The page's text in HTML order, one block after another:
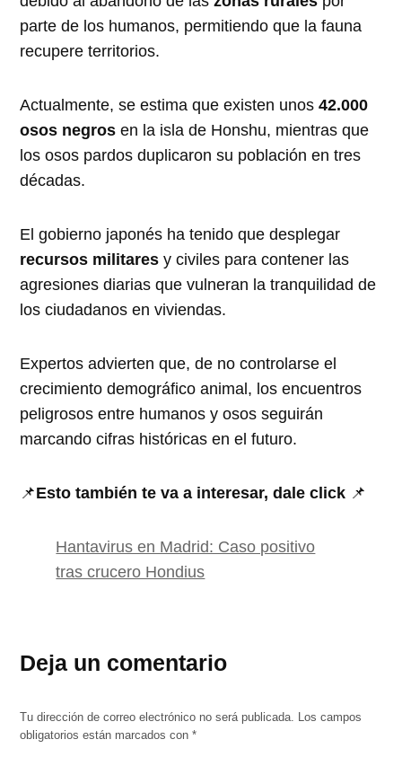
parte de los humanos, permitiendo que la fauna
recupere territorios.
Actualmente, se estima que existen unos42.000
osos negros en la isla de Honshu, mientras que
los osos pardos duplicaron su población en tres
décadas.
El gobierno japonés ha tenido que desplegar
recursos militares y civiles para contener las
agresiones diarias que vulneran la tranquilidad de
los ciudadanos en viviendas.
Expertos advierten que, de no controlarse el
crecimiento demográfico animal, los encuentros
peligrosos entre humanos y osos seguirán
marcando cifras históricas en el futuro.
📌Esto también te va a interesar, dale click 📌
Hantavirus en Madrid: Caso positivo
tras crucero Hondius
Deja un comentario
Tu dirección de correo electrónico no será publicada. Los campos
obligatorios están marcados con*